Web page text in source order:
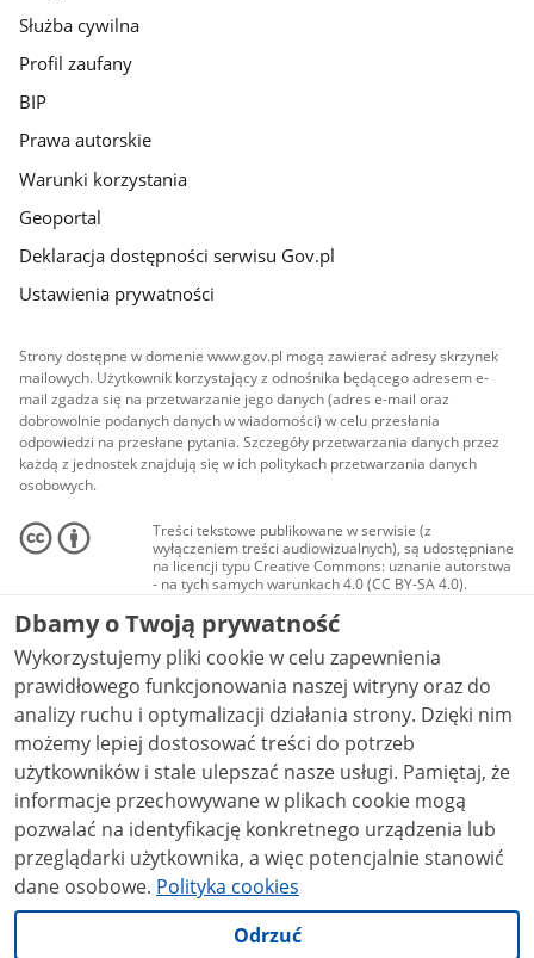
Służba cywilna
Profil zaufany
BIP
Prawa autorskie
Warunki korzystania
Geoportal
Deklaracja dostępności serwisu Gov.pl
Ustawienia prywatności
Strony dostępne w domenie www.gov.pl mogą zawierać adresy skrzynek
mailowych. Użytkownik korzystający z odnośnika będącego adresem e-
mail zgadza się na przetwarzanie jego danych (adres e-mail oraz
dobrowolnie podanych danych w wiadomości) w celu przesłania
odpowiedzi na przesłane pytania. Szczegóły przetwarzania danych przez
każdą z jednostek znajdują się w ich politykach przetwarzania danych
osobowych.
Treści tekstowe publikowane w serwisie (z
wyłączeniem treści audiowizualnych), są udostępniane
na licencji typu Creative Commons: uznanie autorstwa
- na tych samych warunkach 4.0 (CC BY-SA 4.0).
Materiały audiowizualne, w tym zdjęcia, materiały
audio i wideo, są udostępniane na licencji typu
Creative Commons: uznanie autorstwa użycie
niekomercyjne - bez utworów zależnych 4.0 (CC BY-
NC-ND 4.0), o ile nie jest to stwierdzone inaczej.
Dbamy o Twoją prywatność
Wykorzystujemy pliki cookie w celu zapewnienia
prawidłowego funkcjonowania naszej witryny oraz do
analizy ruchu i optymalizacji działania strony. Dzięki nim
możemy lepiej dostosować treści do potrzeb
użytkowników i stale ulepszać nasze usługi. Pamiętaj, że
informacje przechowywane w plikach cookie mogą
pozwalać na identyfikację konkretnego urządzenia lub
przeglądarki użytkownika, a więc potencjalnie stanowić
dane osobowe. Polityka cookies
Odrzuć